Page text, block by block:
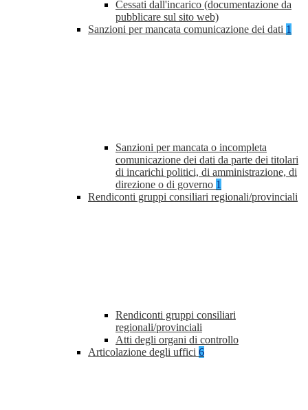
Cessati dall'incarico (documentazione da
pubblicare sul sito web)
Sanzioni per mancata comunicazione dei dati 1
Sanzioni per mancata o incompleta
comunicazione dei dati da parte dei titolari
di incarichi politici, di amministrazione, di
direzione o di governo 1
Rendiconti gruppi consiliari regionali/provinciali
Rendiconti gruppi consiliari
regionali/provinciali
Atti degli organi di controllo
Articolazione degli uffici 6